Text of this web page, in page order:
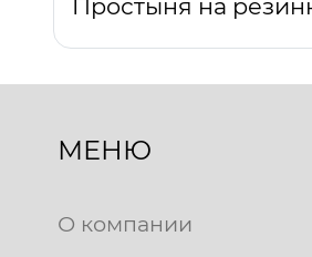
МЕНЮ
О компании